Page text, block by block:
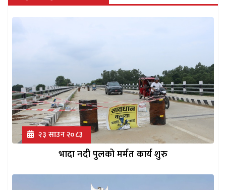
२३ साउन २०८३
भादा नदी पुलको मर्मत कार्य शुरु